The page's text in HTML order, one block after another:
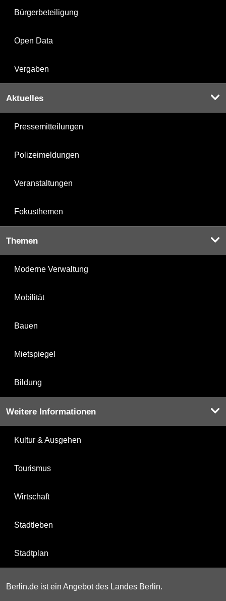
Bürgerbeteiligung
Open Data
Vergaben
Aktuelles
Pressemitteilungen
Polizeimeldungen
Veranstaltungen
Fokusthemen
Themen
Moderne Verwaltung
Mobilität
Bauen
Mietspiegel
Bildung
Weitere Informationen
Kultur & Ausgehen
Tourismus
Wirtschaft
Stadtleben
Stadtplan
Berlin.de ist ein Angebot des Landes Berlin.